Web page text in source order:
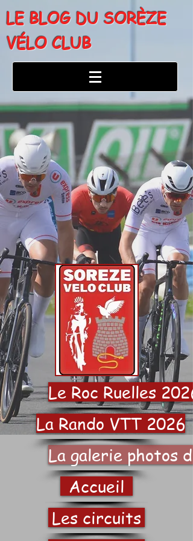
LE BLOG DU SORÈZE
VÉLO CLUB
Le Roc Ruelles 2026
La Rando VTT 2026
La galerie photos
Accueil
Les circuits